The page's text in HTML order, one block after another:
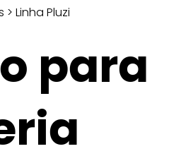
> Linha Pluzi
para